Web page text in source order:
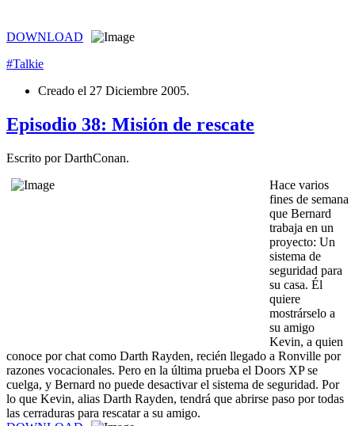
DOWNLOAD
#Talkie
Creado el 27 Diciembre 2005.
Episodio 38: Misión de rescate
Escrito por DarthConan.
Hace varios
fines de semana
que Bernard
trabaja en un
proyecto: Un
sistema de
seguridad para
su casa. Él
quiere
mostrárselo a
su amigo
Kevin, a quien
conoce por chat como Darth Rayden, recién llegado a Ronville por
razones vocacionales. Pero en la última prueba el Doors XP se
cuelga, y Bernard no puede desactivar el sistema de seguridad. Por
lo que Kevin, alias Darth Rayden, tendrá que abrirse paso por todas
las cerraduras para rescatar a su amigo.